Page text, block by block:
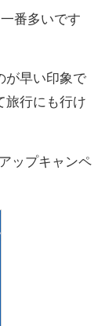
番多いです
が早い印象で
旅行にも行け
ップキャンペ